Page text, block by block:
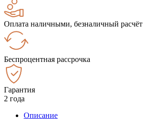
Оплата наличными, безналичный расчёт
Беспроцентная рассрочка
Гарантия
2 года
Описание